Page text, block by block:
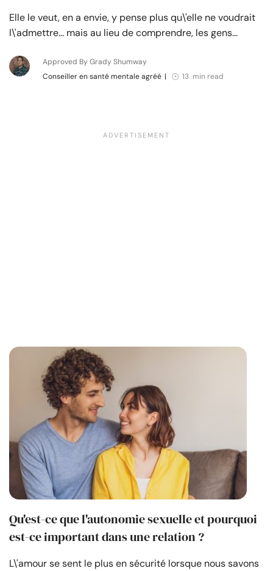
Elle le veut, en a envie, y pense plus qu\'elle ne voudrait
l\'admettre... mais au lieu de comprendre, les gens…
Approved By Grady Shumway
Conseiller en santé mentale agréé | 13 min read
Qu'est-ce que l'autonomie sexuelle et pourquoi
est-ce important dans une relation ?
L\'amour se sent le plus en sécurité lorsque nous savons